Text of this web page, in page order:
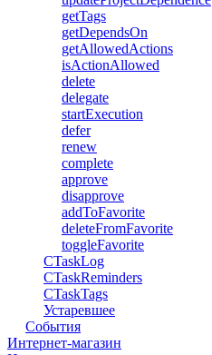
getTags
getDependsOn
getAllowedActions
isActionAllowed
delete
delegate
startExecution
defer
renew
complete
approve
disapprove
addToFavorite
deleteFromFavorite
toggleFavorite
CTaskLog
CTaskReminders
CTaskTags
Устаревшее
События
Интернет-магазин